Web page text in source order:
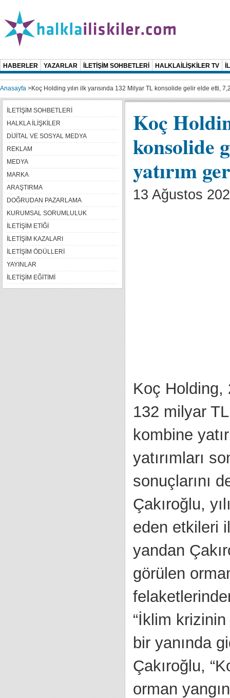
HABERLER YAZARLAR İLETİŞİM SOHBETLERİ HALKLAİLİŞKİLER TV
Anasayfa >Koç Holding yılın ilk yarısında 132 Milyar TL konsolide gelir elde etti,
Koç
konsolide
yatırım
13 Ağustos
Koç Holding,
132 milyar
kombine
yatırımları
sonuçlarını
Çakıroğlu,
eden etkileri
yandan
görülen
“İklim
bir yanında
Çakıroğlu,
orman
İLETİŞİM SOHBETLERİ
HALKLA İLİŞKİLER
DİJİTAL VE SOSYAL MEDYA
REKLAM
MEDYA
MARKA
ARAŞTIRMA
DOĞRUDAN PAZARLAMA
KURUMSAL SORUMLULUK
İLETİŞİM ETİĞİ
İLETİŞİM KAZALARI
İLETİŞİM ÖDÜLLERİ
YAYINLAR
İLETİŞİM EĞİTİMİ